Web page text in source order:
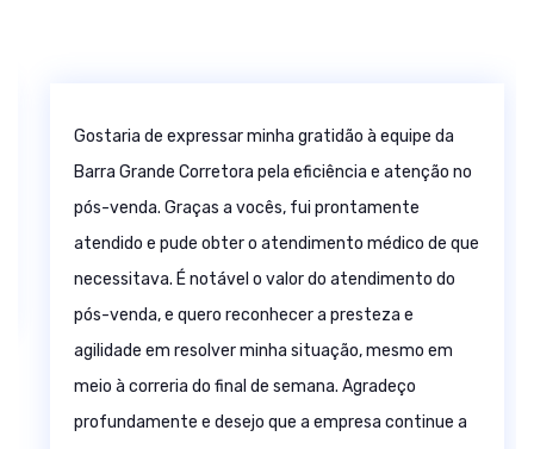
Gostaria de agradecer ao time da Barra Grande
Corretora pelo atendimento exemplar, que abrange
desde a venda até o pós-venda. O profissionalismo, a
empatia e a atenção demonstrados são notáveis. O
atendimento prestado por vocês é verdadeiramente
excepcional. A rapidez e dedicação em oferecer o
melhor serviço são dignos de reconhecimento.
Agradeço sinceramente.